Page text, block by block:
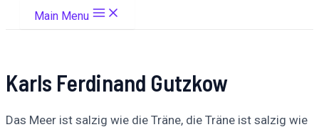
Main Menu
Karls Ferdinand Gutzkow
Das Meer ist salzig wie die Träne, die Träne ist salzig wie